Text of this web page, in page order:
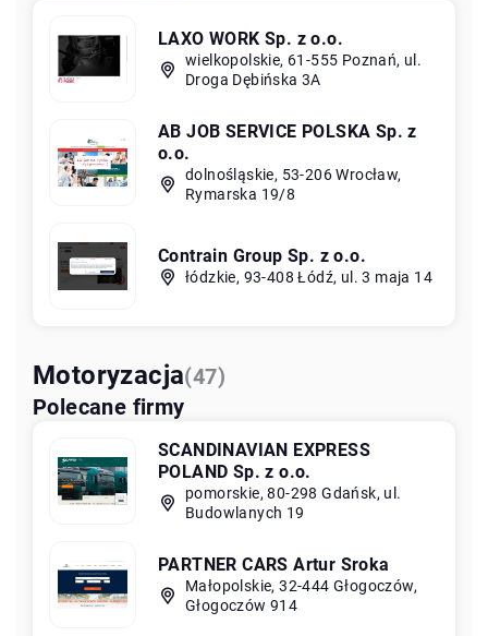
LAXO WORK Sp. z o.o.
wielkopolskie, 61-555 Poznań, ul.
Droga Dębińska 3A
AB JOB SERVICE POLSKA Sp. z
o.o.
dolnośląskie, 53-206 Wrocław,
Rymarska 19/8
Contrain Group Sp. z o.o.
łódzkie, 93-408 Łódź, ul. 3 maja 14
Motoryzacja(47)
Polecane firmy
SCANDINAVIAN EXPRESS
POLAND Sp. z o.o.
pomorskie, 80-298 Gdańsk, ul.
Budowlanych 19
PARTNER CARS Artur Sroka
Małopolskie, 32-444 Głogoczów,
Głogoczów 914